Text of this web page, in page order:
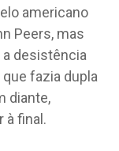
americano
Peers, mas
a desistência
fazia dupla
diante,
à final.